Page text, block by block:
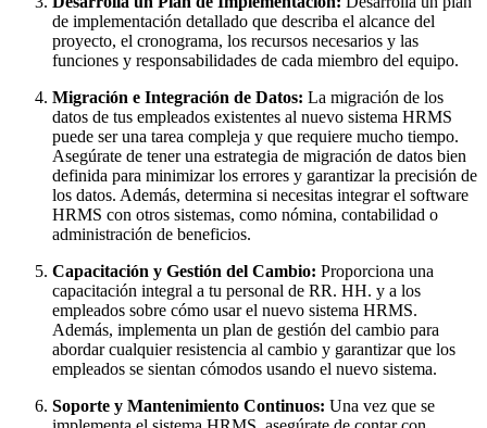
de implementación detallado que describa el alcance del
proyecto, el cronograma, los recursos necesarios y las
funciones y responsabilidades de cada miembro del equipo.
Migración e Integración de Datos: La migración de los
datos de tus empleados existentes al nuevo sistema HRMS
puede ser una tarea compleja y que requiere mucho tiempo.
Asegúrate de tener una estrategia de migración de datos bien
definida para minimizar los errores y garantizar la precisión de
los datos. Además, determina si necesitas integrar el software
HRMS con otros sistemas, como nómina, contabilidad o
administración de beneficios.
Capacitación y Gestión del Cambio: Proporciona una
capacitación integral a tu personal de RR. HH. y a los
empleados sobre cómo usar el nuevo sistema HRMS.
Además, implementa un plan de gestión del cambio para
abordar cualquier resistencia al cambio y garantizar que los
empleados se sientan cómodos usando el nuevo sistema.
Soporte y Mantenimiento Continuos: Una vez que se